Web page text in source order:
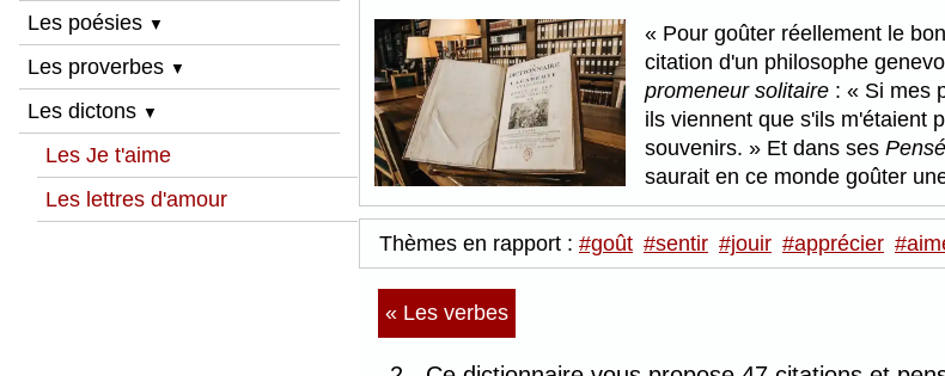
Les poésies ▼
Les proverbes ▼
Les dictons ▼
Les Je t'aime
Les lettres d'amour
Pour goûter réellement le
citation d'un philosophe
promeneur solitaire :
Si mes
ils viennent que s'ils m'étaient
souvenirs.
Et dans ses
saurait en ce monde goûter
Thèmes en rapport : #goût #sentir #jouir #apprécier
« Les verbes